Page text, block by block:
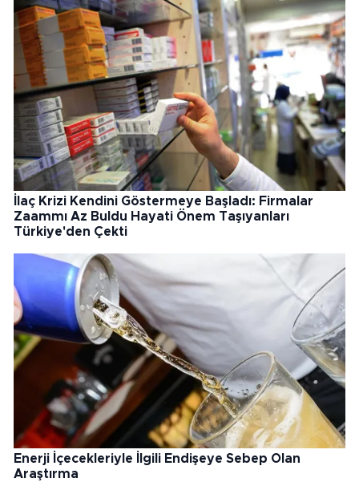
İlaç Krizi Kendini Göstermeye Başladı: Firmalar
Zaammı Az Buldu Hayati Önem Taşıyanları
Türkiye'den Çekti
Enerji İçecekleriyle İlgili Endişeye Sebep Olan
Araştırma